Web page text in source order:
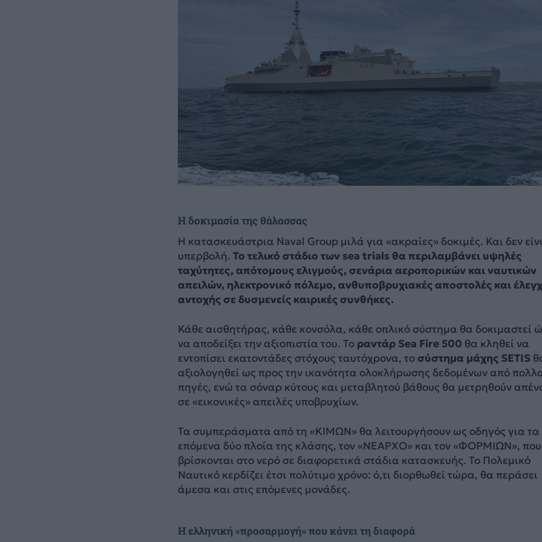
Η δοκιμασία της θάλασσας
Η κατασκευάστρια Naval Group μιλά για «ακραίες» δοκιμές. Και δεν
υπερβολή. Το τελικό στάδιο των sea trials θα περιλαμβάνει υψηλές
ταχύτητες, απότομους ελιγμούς, σενάρια αεροπορικών και ναυτικών
απειλών, ηλεκτρονικό πόλεμο, ανθυποβρυχιακές αποστολές και
αντοχής σε δυσμενείς καιρικές συνθήκες.
Κάθε αισθητήρας, κάθε κονσόλα, κάθε οπλικό σύστημα θα δοκιμαστεί
να αποδείξει την αξιοπιστία του. Το ραντάρ Sea Fire 500 θα κληθεί να
εντοπίσει εκατοντάδες στόχους ταυτόχρονα, τοσύστημα μάχης SETIS
αξιολογηθεί ως προς την ικανότητα ολοκλήρωσης δεδομένων από
πηγές, ενώ τα σόναρ κύτους και μεταβλητού βάθους θα μετρηθούν
σε «εικονικές» απειλές υποβρυχίων.
Τα συμπεράσματα από τη «ΚΙΜΩΝ» θα λειτουργήσουν ως οδηγός για τα
επόμενα δύο πλοία της κλάσης, τον «ΝΕΑΡΧΟ» και τον «ΦΟΡΜΙΩΝ»,
βρίσκονται στο νερό σε διαφορετικά στάδια κατασκευής. Το Πολεμικό
Ναυτικό κερδίζει έτσι πολύτιμο χρόνο: ό,τι διορθωθεί τώρα, θα περάσει
άμεσα και στις επόμενες μονάδες.
Η ελληνική «προσαρμογή» που κάνει τη διαφορά